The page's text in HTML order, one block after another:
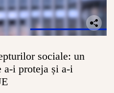
sociale: un
a-i proteja și a-i